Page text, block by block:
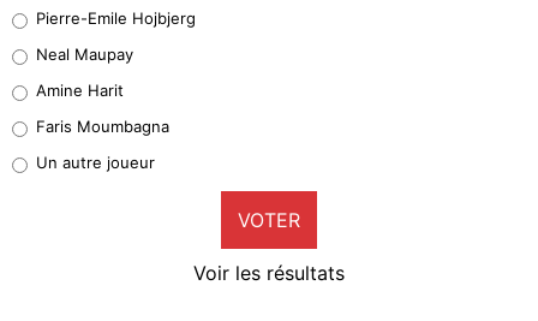
5%
1%
9%
Pierre-Emile Hojbjerg
Neal Maupay
Amine Harit
Faris Moumbagna
Un autre joueur
VOTER
Voir les résultats